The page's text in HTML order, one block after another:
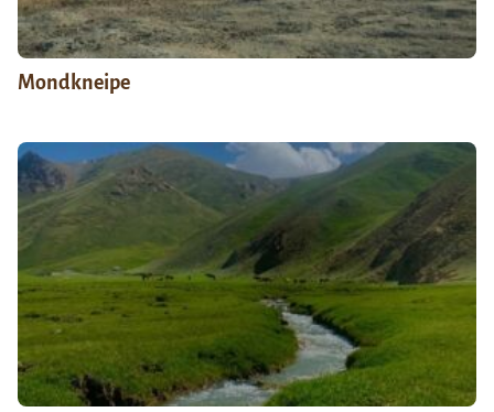
Mondkneipe